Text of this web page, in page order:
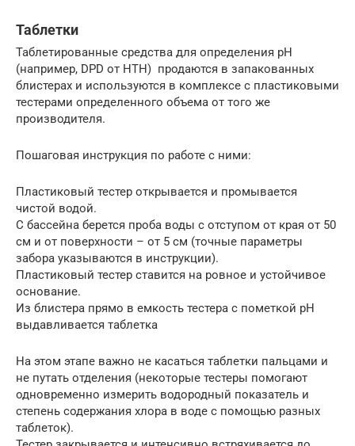
Таблетки
Таблетированные средства для определения рН
(например, DPD от HTH) продаются в запакованных
блистерах и используются в комплексе с пластиковыми
тестерами определенного объема от того же
производителя.
Пошаговая инструкция по работе с ними:
Пластиковый тестер открывается и промывается
чистой водой.
С бассейна берется проба воды с отступом от края от 50
см и от поверхности – от 5 см (точные параметры
забора указываются в инструкции).
Пластиковый тестер ставится на ровное и устойчивое
основание.
Из блистера прямо в емкость тестера с пометкой рН
выдавливается таблетка
На этом этапе важно не касаться таблетки пальцами и
не путать отделения (некоторые тестеры помогают
одновременно измерить водородный показатель и
степень содержания хлора в воде с помощью разных
таблеток).